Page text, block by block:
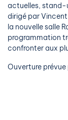
actuelles, stand-
dirigé par
la nouvelle salle
programmation
confronter aux
Ouverture